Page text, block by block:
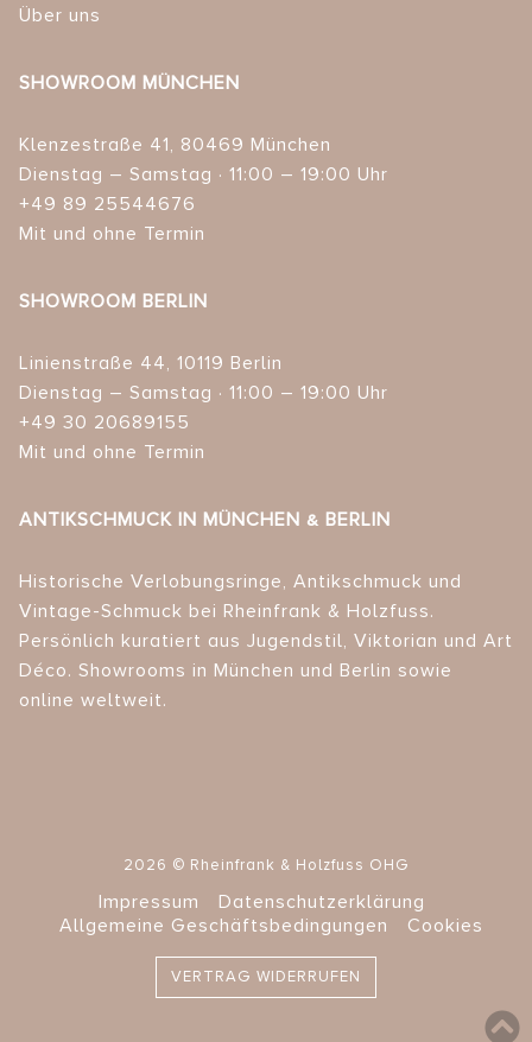
Über uns
SHOWROOM MÜNCHEN
Klenzestraße 41, 80469 München
Dienstag – Samstag · 11:00 – 19:00 Uhr
+49 89 25544676
Mit und ohne Termin
SHOWROOM BERLIN
Linienstraße 44, 10119 Berlin
Dienstag – Samstag · 11:00 – 19:00 Uhr
+49 30 20689155
Mit und ohne Termin
ANTIKSCHMUCK IN MÜNCHEN & BERLIN
Historische Verlobungsringe, Antikschmuck und
Vintage-Schmuck bei Rheinfrank & Holzfuss.
Persönlich kuratiert aus Jugendstil, Viktorian und Art
Déco. Showrooms in München und Berlin sowie
online weltweit.
2026 © Rheinfrank & Holzfuss OHG
Impressum
Datenschutzerklärung
Allgemeine Geschäftsbedingungen
Cookies
VERTRAG WIDERRUFEN